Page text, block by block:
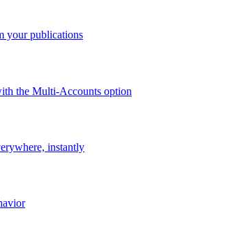
your publications
the Multi-Accounts option
instantly